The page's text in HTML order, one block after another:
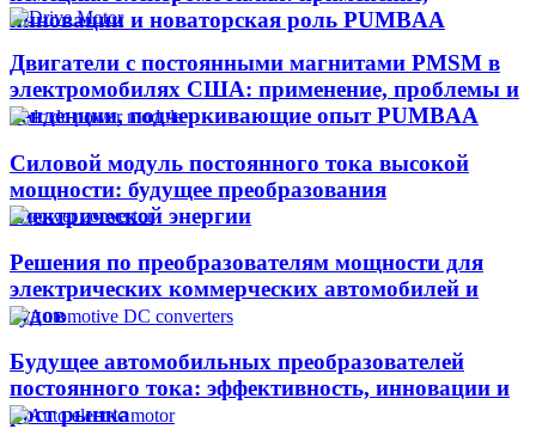
инновации и новаторская роль PUMBAA
Двигатели с постоянными магнитами PMSM в
электромобилях США: применение, проблемы и
тенденции, подчеркивающие опыт PUMBAA​
Силовой модуль постоянного тока высокой
мощности: будущее преобразования
электрической энергии
Решения по преобразователям мощности для
электрических коммерческих автомобилей и
судов
Будущее автомобильных преобразователей
постоянного тока: эффективность, инновации и
рост рынка